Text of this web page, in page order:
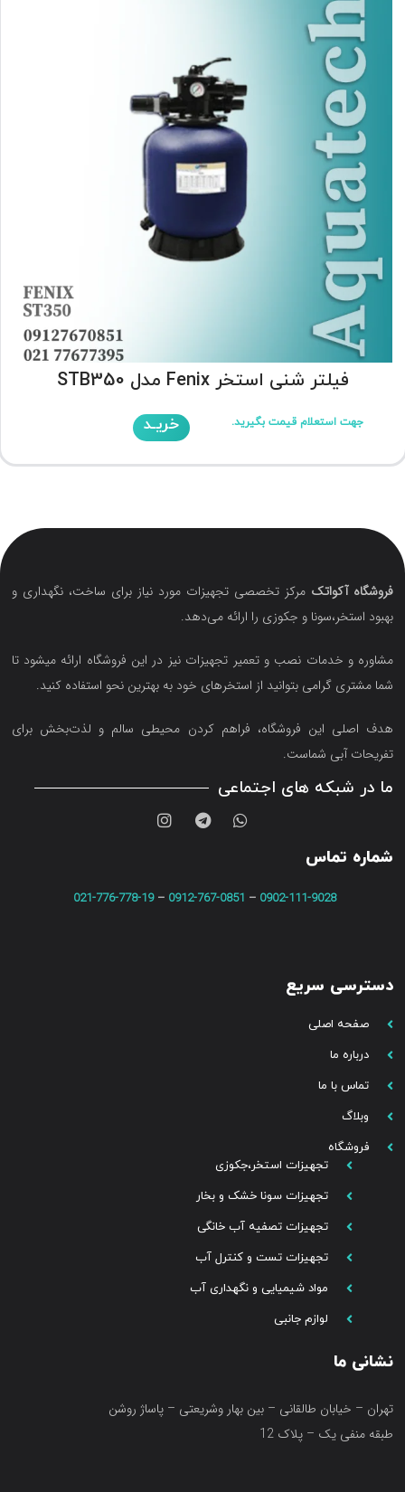
فیلتر شنی استخر Fenix مدل STB350
جهت استعلام قیمت بگیرید. خریـد
فروشگاه آکواتک مرکز تخصصی تجهیزات مورد نیاز برای ساخت، نگهداری و
بهبود استخر،سونا و جکوزی را ارائه می‌دهد.
مشاوره و خدمات نصب و تعمیر تجهیزات نیز در این فروشگاه ارائه میشود تا
شما مشتری گرامی بتوانید از استخرهای خود به بهترین نحو استفاده کنید.
هدف اصلی این فروشگاه‌، فراهم کردن محیطی سالم و لذت‌بخش برای
تفریحات آبی شماست.
ما در شبکه های اجتماعی
شماره تماس
0902-111-9028
–
0912-767-0851
–
021-776-778-19
دسترسی سریع
صفحه اصلی
درباره ما
تماس با ما
وبلاگ
فروشگاه
تجهیزات استخر،جکوزی
تجهیزات سونا خشک و بخار
تجهیزات تصفیه آب خانگی
تجهیزات تست و کنترل آب
مواد شیمیایی و نگهداری آب
لوازم جانبی
نشانی ما
تهران – خیابان طالقانی – بین بهار وشریعتی – پاساژ روشن
طبقه منفی یک – پلاک 12